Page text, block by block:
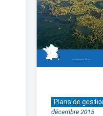
Plans de
décembre 2015